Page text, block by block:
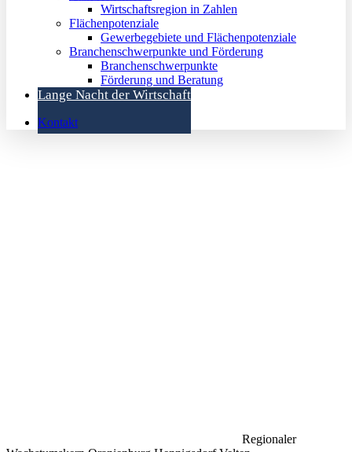
Wirtschaftsregion in Zahlen
Flächenpotenziale
Gewerbegebiete und Flächenpotenziale
Branchenschwerpunkte und Förderung
Branchenschwerpunkte
Förderung und Beratung
Lange Nacht der Wirtschaft
Kontakt
Regionaler